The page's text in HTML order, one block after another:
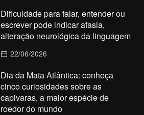
Dificuldade para falar, entender ou
escrever pode indicar afasia,
alteração neurológica da linguagem
22/06/2026
Dia da Mata Atlântica: conheça
cinco curiosidades sobre as
capivaras, a maior espécie de
roedor do mundo